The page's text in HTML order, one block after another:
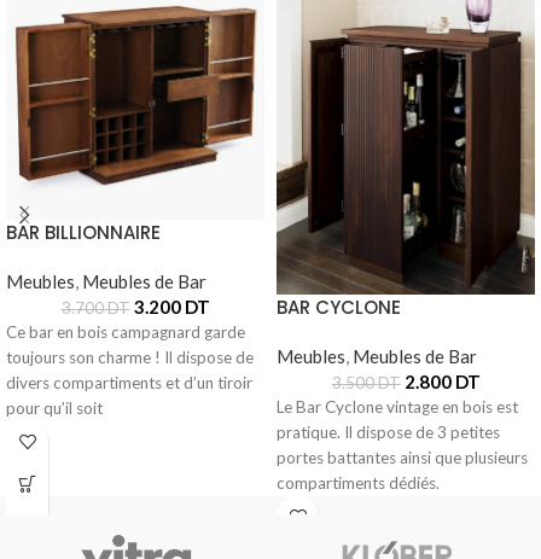
BAR BILLIONNAIRE
Meubles, Meubles de Bar
3.700DT 3.200 DT
Ce bar en bois campagnard garde
toujours son charme ! Il dispose de
divers compartiments et d’un tiroir
pour qu’il soit
BAR CYCLONE
Meubles, Meubles de Bar
3.500DT 2.800 DT
Le Bar Cyclone vintage en bois est
pratique. Il dispose de 3 petites
portes battantes ainsi que plusieurs
compartiments dédiés.